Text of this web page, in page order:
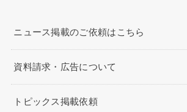
ニュース掲載のご依頼はこちら
資料請求・広告について
トピックス掲載依頼